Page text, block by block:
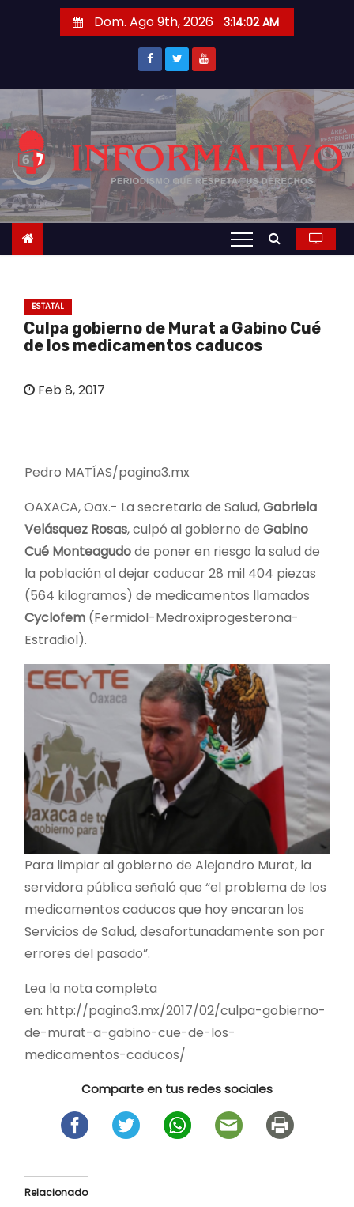
r
a
c
o
t
Dom. Ago 9th, 2026 3:14:02 AM
ESTATAL
Culpa gobierno de Murat a Gabino Cué
de los medicamentos caducos
Feb 8, 2017
Pedro MATÍAS/pagina3.mx
OAXACA, Oax.- La secretaria de Salud,Gabriela
Velásquez Rosas, culpó al gobierno de Gabino
Cué Monteagudode poner en riesgo la salud de
la población al dejar caducar 28 mil 404 piezas
(564 kilogramos) de medicamentos llamados
Cyclofem (Fermidol-Medroxiprogesterona-
Estradiol).
Para limpiar al gobierno de Alejandro Murat, la
servidora pública señaló que “el problema de los
medicamentos caducos que hoy encaran los
Servicios de Salud, desafortunadamente son por
errores del pasado”.
Lea la nota completa
en: http://pagina3.mx/2017/02/culpa-gobierno-
de-murat-a-gabino-cue-de-los-
medicamentos-caducos/
Comparte en tus redes sociales
Relacionado